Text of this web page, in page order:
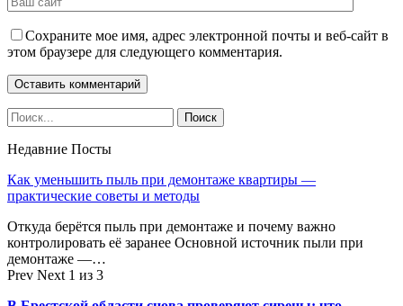
Сохраните мое имя, адрес электронной почты и веб-сайт в
этом браузере для следующего комментария.
Недавние Посты
Как уменьшить пыль при демонтаже квартиры —
практические советы и методы
Откуда берётся пыль при демонтаже и почему важно
контролировать её заранее Основной источник пыли при
демонтаже —…
Prev Next 1 из 3